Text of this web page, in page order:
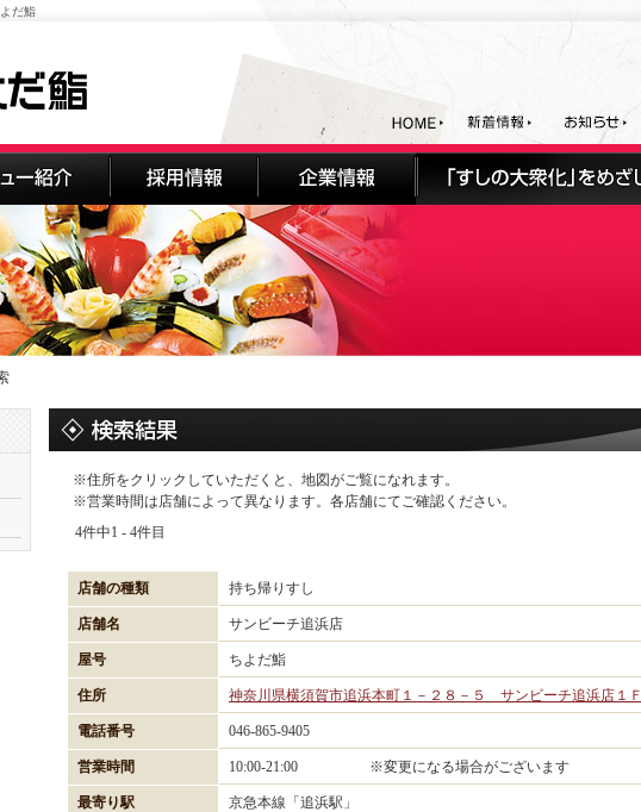
だ鮨
※住所をクリックしていただくと、地図がご覧になれます。
※営業時間は店舗によって異なります。各店舗にてご確認ください。
4件中1 - 4件目
店舗の種類 持ち帰りすし
店舗名 サンビーチ追浜店
屋号 ちよだ鮨
住所 神奈川県横須賀市追浜本町１－２８－５ サンビーチ追浜店１Ｆ
電話番号 046-865-9405
営業時間 10:00-21:00 ※変更になる場合がございます
最寄り駅 京急本線「追浜駅」